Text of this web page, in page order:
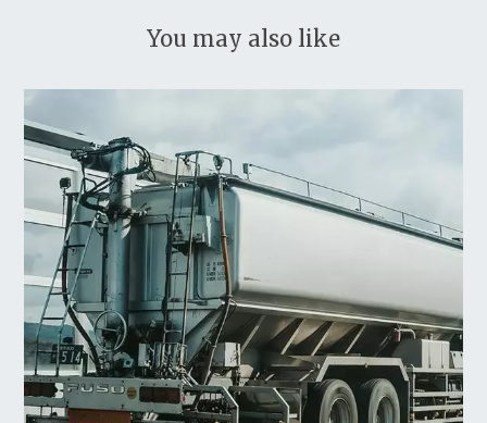
You may also like